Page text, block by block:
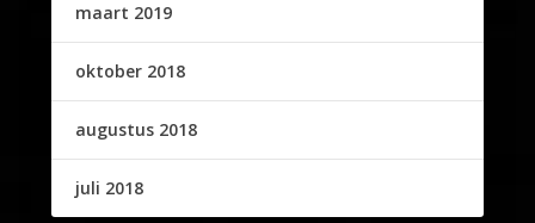
maart 2019
oktober 2018
augustus 2018
juli 2018